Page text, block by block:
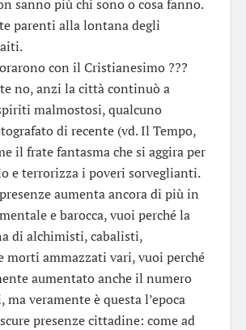
sanno più chi sono o cosa fanno.
parenti alla lontana degli
con il Cristianesimo ???
no, anzi la città continuò a
malmostosi, qualcuno
di recente (vd. Il Tempo,
il frate fantasma che si aggira per
e terrorizza i poveri sorveglianti.
aumenta ancora di più in
e barocca, vuoi perché la
di alchimisti, cabalisti,
morti ammazzati vari, vuoi perché
aumentato anche il numero
veramente è questa l’epoca
presenze cittadine: come ad